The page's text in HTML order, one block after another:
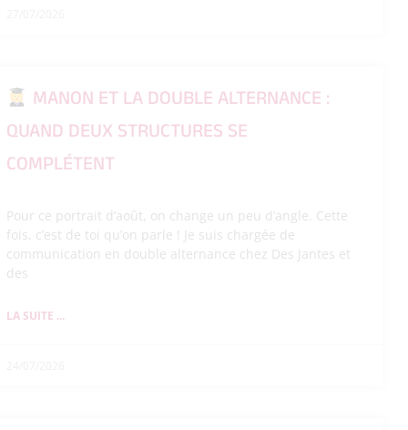
MANON ET LA DOUBLE ALTERNANCE :
QUAND DEUX STRUCTURES SE
COMPLÉTENT
Pour ce portrait d’août, on change un peu d’angle. Cette
fois, c’est de toi qu’on parle ! Je suis chargée de
communication en double alternance chez Des Jantes et
des
LA SUITE ...